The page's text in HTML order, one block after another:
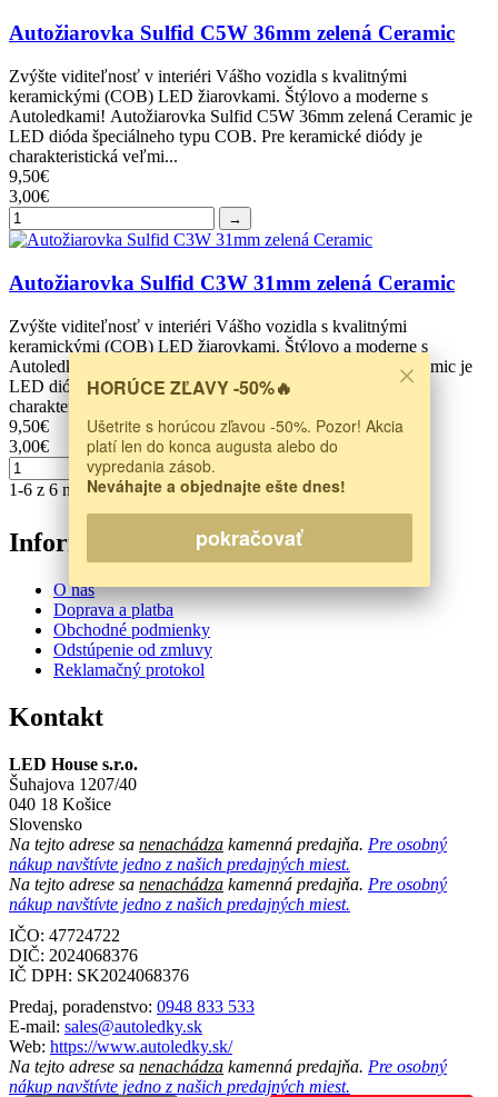
Autožiarovka Sulfid C5W 36mm zelená Ceramic
Zvýšte viditeľnosť v interiéri Vášho vozidla s kvalitnými
keramickými (COB) LED žiarovkami. Štýlovo a moderne s
Autoledkami! Autožiarovka Sulfid C5W 36mm zelená Ceramic je
LED dióda špeciálneho typu COB. Pre keramické diódy je
charakteristická veľmi...
9,50€
3,00€
→
Autožiarovka Sulfid C3W 31mm zelená Ceramic
Zvýšte viditeľnosť v interiéri Vášho vozidla s kvalitnými
keramickými (COB) LED žiarovkami. Štýlovo a moderne s
Autoledkami! Autožiarovka Sulfid C3W 31mm zelená Ceramic je
LED dióda špeciálneho typu COB. Pre keramické diódy je
charakteristická veľmi...
9,50€
3,00€
1-6 z 6 nájdených výsledkov
Informácie
O nás
Doprava a platba
Obchodné podmienky
Odstúpenie od zmluvy
Reklamačný protokol
Kontakt
LED House s.r.o.
Šuhajova 1207/40
040 18 Košice
Slovensko
Na tejto adrese sa nenachádza kamenná predajňa. Pre osobný
nákup navštívte jedno z našich predajných miest.
Na tejto adrese sa nenachádza kamenná predajňa. Pre osobný
nákup navštívte jedno z našich predajných miest.
IČO: 47724722
DIČ: 2024068376
IČ DPH: SK2024068376
Predaj, poradenstvo: 0948 833 533
E-mail: sales@autoledky.sk
Web: https://www.autoledky.sk/
Na tejto adrese sa nenachádza kamenná predajňa. Pre osobný
nákup navštívte jedno z našich predajných miest.
HORÚCE ZĽAVY -50%🔥
Ušetrite s horúcou zľavou -50%. Pozor! Akcia
platí len do konca augusta alebo do
vypredania zásob.
Neváhajte a objednajte ešte dnes!
pokračovať